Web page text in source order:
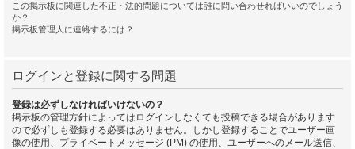
この掲示板に関連した不正・法的問題については誰に問い合わせればいいのでしょう
か？
掲示板管理人に連絡するには？
ログインと登録に関する問題
登録は必ずしなければいけないの？
掲示板の管理方針によってはログインしなくても投稿できる場合があります
ので必ずしも登録する必要はありません。しかし登録することでユーザー画
像の使用、プライベートメッセージ (PM) の使用、ユーザーへのメール送信、